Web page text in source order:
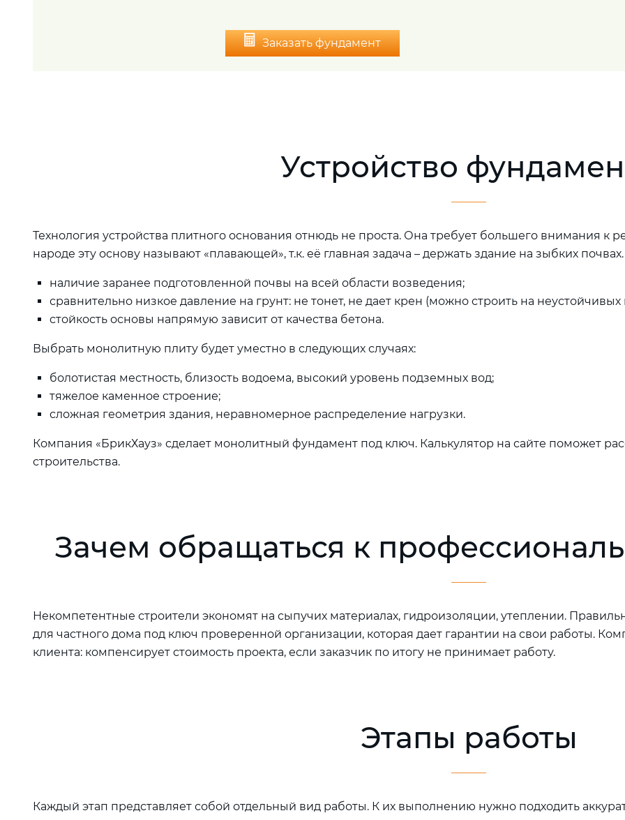
Заказать фундамент
Устройство
Технология устройства плитного основания отнюдь не проста. Она требует большего внимания к
народе эту основу называют «плавающей», т.к. её главная задача – держать здание на зыбких
наличие заранее подготовленной почвы на всей области возведения;
сравнительно низкое давление на грунт: не тонет, не дает крен (можно строить на неустойчивых
стойкость основы напрямую зависит от качества бетона.
Выбрать монолитную плиту будет уместно в следующих случаях:
болотистая местность, близость водоема, высокий уровень подземных вод;
тяжелое каменное строение;
сложная геометрия здания, неравномерное распределение нагрузки.
Компания «БрикХауз» сделает монолитный фундамент под ключ. Калькулятор на сайте поможет
строительства.
Зачем обращаться к
Некомпетентные строители экономят на сыпучих материалах, гидроизоляции, утеплении.
для частного дома под ключ проверенной организации, которая дает гарантии на свои работы.
клиента: компенсирует стоимость проекта, если заказчик по итогу не принимает работу.
Этапы работы
Каждый этап представляет собой отдельный вид работы. К их выполнению нужно подходить